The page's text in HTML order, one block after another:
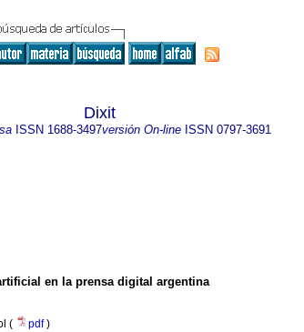
Dixit
ISSN 1688-3497versión On-lineISSN 0797-3691
en la prensa digital argentina
( pdf)